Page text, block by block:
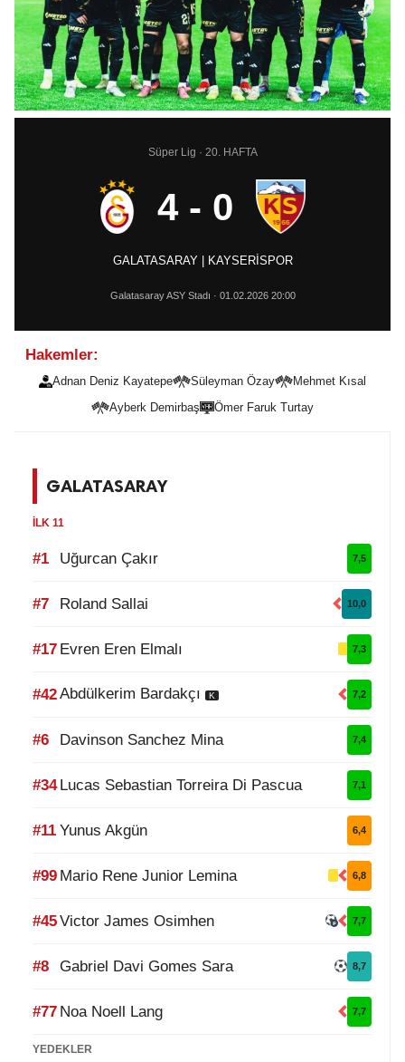
Süper Lig · 20. HAFTA
4 - 0
GALATASARAY | KAYSERİSPOR
Galatasaray ASY Stadı · 01.02.2026 20:00
Hakemler:
Adnan Deniz Kayatepe Süleyman Özay
Mehmet Kısal
Ayberk Demirbaş
Ömer Faruk Turtay
GALATASARAY
İLK 11
#1 Uğurcan Çakır 7,5
#7 Roland Sallai 10,0
#17 Evren Eren Elmalı 7,3
#42Abdülkerim Bardakçı K 7,2
#6 Davinson Sanchez Mina 7,4
#34 Lucas Sebastian Torreira Di Pascua 7,1
#11 Yunus Akgün 6,4
#99 Mario Rene Junior Lemina 6,8
#45Victor James Osimhen 7,7
#8 Gabriel Davi Gomes Sara 8,7
#77 Noa Noell Lang 7,7
YEDEKLER